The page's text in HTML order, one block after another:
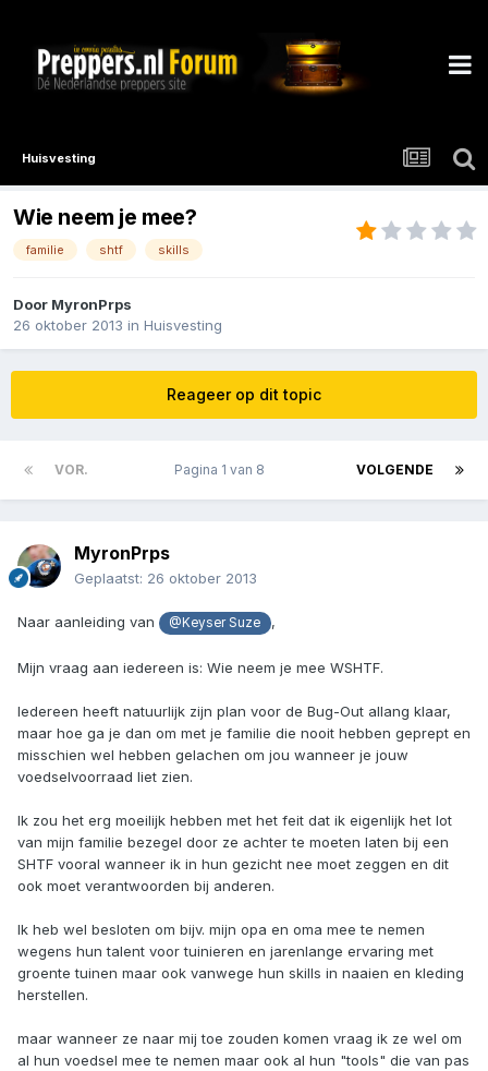
Huisvesting
Wie neem je mee?
familie shtf skills
Door MyronPrps
26 oktober 2013 in Huisvesting
Reageer op dit topic
VOR. VOLGENDE
Pagina 1 van 8
MyronPrps
Geplaatst: 26 oktober 2013
Naar aanleiding van @Keyser Suze ,
Mijn vraag aan iedereen is: Wie neem je mee WSHTF.
Iedereen heeft natuurlijk zijn plan voor de Bug-Out allang klaar,
maar hoe ga je dan om met je familie die nooit hebben geprept en
misschien wel hebben gelachen om jou wanneer je jouw
voedselvoorraad liet zien.
Ik zou het erg moeilijk hebben met het feit dat ik eigenlijk het lot
van mijn familie bezegel door ze achter te moeten laten bij een
SHTF vooral wanneer ik in hun gezicht nee moet zeggen en dit
ook moet verantwoorden bij anderen.
Ik heb wel besloten om bijv. mijn opa en oma mee te nemen
wegens hun talent voor tuinieren en jarenlange ervaring met
groente tuinen maar ook vanwege hun skills in naaien en kleding
herstellen.
maar wanneer ze naar mij toe zouden komen vraag ik ze wel om
al hun voedsel mee te nemen maar ook al hun "tools" die van pas